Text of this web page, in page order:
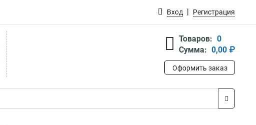
Вход Регистрация
Товаров: 0
Сумма: 0,00 ₽
Оформить заказ